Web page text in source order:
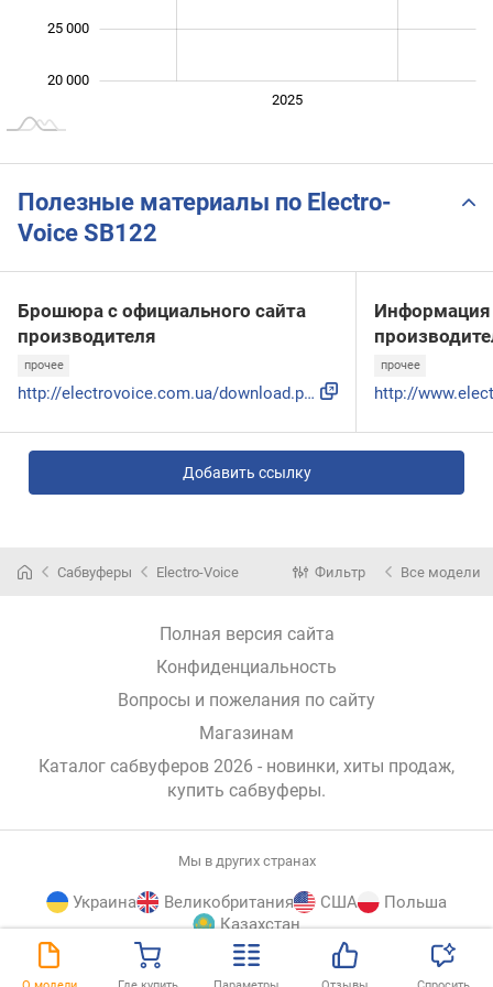
20 000
25 000
2025
Полезные материалы по Electro-
Voice SB122
Брошюра с официального сайта
производителя
прочее
http://electrovoice.com.ua/download.php?120&name=%CF%EE%E4%...
Информация
прочее
Добавить ссылку
Сабвуферы Electro-Voice Фильтр Все модели
Полная версия сайта
Конфиденциальность
Вопросы и пожелания по сайту
Магазинам
Каталог сабвуферов 2026 - новинки, хиты продаж,
купить сабвуферы.
Мы в других странах
Украина Великобритания США
Польша
Казахстан